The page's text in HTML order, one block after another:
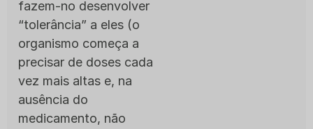
fazem-no desenvolver
“tolerância” a eles (o
organismo começa a
precisar de doses cada
vez mais altas e, na
ausência do
medicamento, não